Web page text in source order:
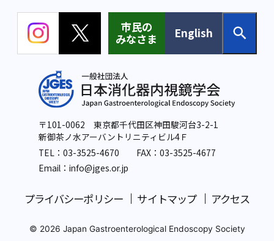
市民の
みなさま
English
〒101-0062 東京都千代田区神田駿河台3-2-1
新御茶ノ水アーバントリニティビル4Ｆ
TEL：03-3525-4670 FAX：03-3525-4677
Email：info@jges.or.jp
プライバシーポリシー サイトマップ アクセス
© 2026 Japan Gastroenterological Endoscopy Society